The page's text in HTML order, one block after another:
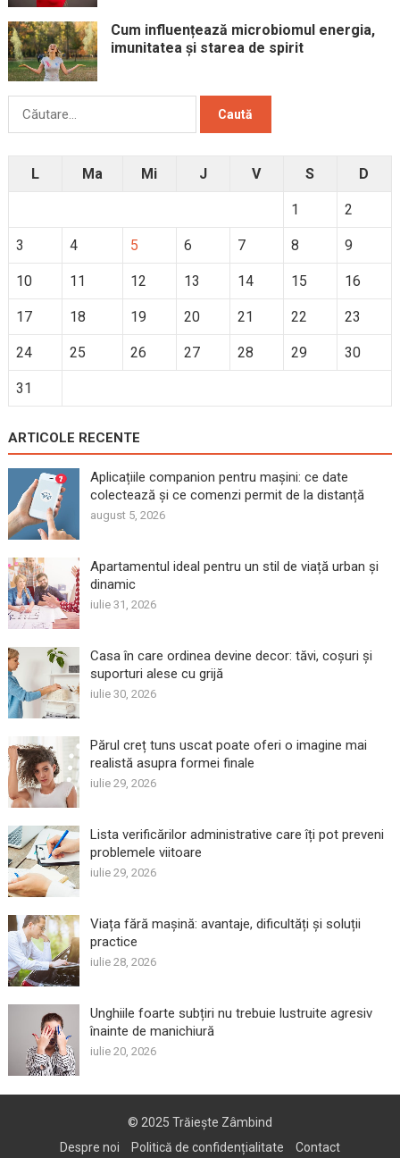
Cum influențează microbiomul energia,
imunitatea și starea de spirit
L Ma Mi J V S D
1 2
3 4 5 6 7 8 9
10 11 12 13 14 15 16
17 18 19 20 21 22 23
24 25 26 27 28 29 30
31
ARTICOLE RECENTE
Aplicațiile companion pentru mașini: ce date
colectează și ce comenzi permit de la distanță
august 5, 2026
Apartamentul ideal pentru un stil de viață urban și
dinamic
iulie 31, 2026
Casa în care ordinea devine decor: tăvi, coșuri și
suporturi alese cu grijă
iulie 30, 2026
Părul creț tuns uscat poate oferi o imagine mai
realistă asupra formei finale
iulie 29, 2026
Lista verificărilor administrative care îți pot preveni
problemele viitoare
iulie 29, 2026
Viața fără mașină: avantaje, dificultăți și soluții
practice
iulie 28, 2026
Unghiile foarte subțiri nu trebuie lustruite agresiv
înainte de manichiură
iulie 20, 2026
© 2025 Trăiește Zâmbind
Despre noi
Politică de confidențialitate Contact